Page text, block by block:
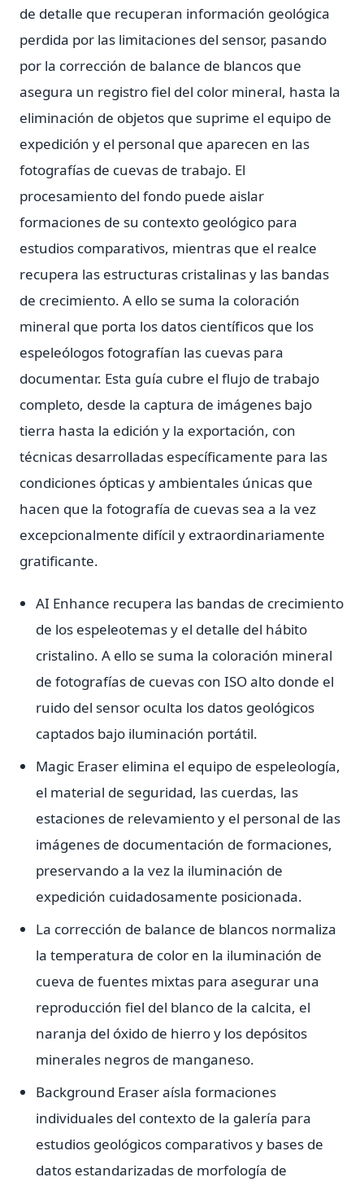
de detalle que recuperan información geológica
perdida por las limitaciones del sensor, pasando
por la corrección de balance de blancos que
asegura un registro fiel del color mineral, hasta la
eliminación de objetos que suprime el equipo de
expedición y el personal que aparecen en las
fotografías de cuevas de trabajo. El
procesamiento del fondo puede aislar
formaciones de su contexto geológico para
estudios comparativos, mientras que el realce
recupera las estructuras cristalinas y las bandas
de crecimiento. A ello se suma la coloración
mineral que porta los datos científicos que los
espeleólogos fotografían las cuevas para
documentar. Esta guía cubre el flujo de trabajo
completo, desde la captura de imágenes bajo
tierra hasta la edición y la exportación, con
técnicas desarrolladas específicamente para las
condiciones ópticas y ambientales únicas que
hacen que la fotografía de cuevas sea a la vez
excepcionalmente difícil y extraordinariamente
gratificante.
AI Enhance recupera las bandas de crecimiento
de los espeleotemas y el detalle del hábito
cristalino. A ello se suma la coloración mineral
de fotografías de cuevas con ISO alto donde el
ruido del sensor oculta los datos geológicos
captados bajo iluminación portátil.
Magic Eraser elimina el equipo de espeleología,
el material de seguridad, las cuerdas, las
estaciones de relevamiento y el personal de las
imágenes de documentación de formaciones,
preservando a la vez la iluminación de
expedición cuidadosamente posicionada.
La corrección de balance de blancos normaliza
la temperatura de color en la iluminación de
cueva de fuentes mixtas para asegurar una
reproducción fiel del blanco de la calcita, el
naranja del óxido de hierro y los depósitos
minerales negros de manganeso.
Background Eraser aísla formaciones
individuales del contexto de la galería para
estudios geológicos comparativos y bases de
datos estandarizadas de morfología de